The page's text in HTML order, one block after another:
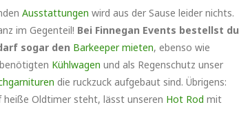
Ausstattungen wird aus der Sause leider nichts.
im Gegenteil! Bei Finnegan Events bestellst du
sogar den Barkeeper mieten, ebenso wie
Kühlwagen und als Regenschutz unser
die ruckzuck aufgebaut sind. Übrigens:
heiße Oldtimer steht, lässt unseren Hot Rod mit